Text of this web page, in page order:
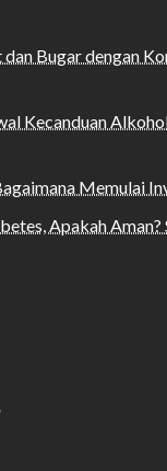
dan Bugar dengan
Kecanduan
Memulai
Apakah Aman?